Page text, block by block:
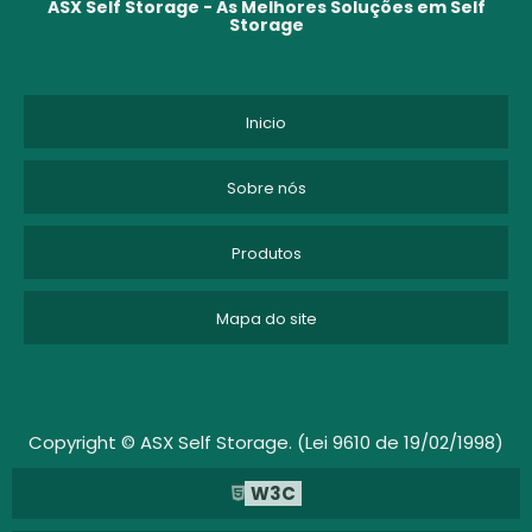
DEPOSITO DE MOVEIS SÃO PAULO
DEPÓSITO PARA GUARDAR MÓVEIS
EMPRESA DE GUARDA VOLUMES
ASX Self Storage - As Melhores Soluções em Self
Storage
Inicio
Sobre nós
Produtos
Mapa do site
Copyright © ASX Self Storage. (Lei 9610 de 19/02/1998)
W3C